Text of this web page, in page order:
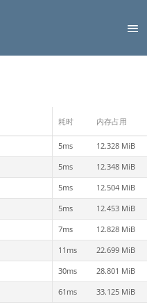
耗时 内存占用
5ms 12.328 MiB
5ms 12.348 MiB
5ms 12.504 MiB
5ms 12.453 MiB
7ms 12.828 MiB
11ms 22.699 MiB
30ms 28.801 MiB
61ms 33.125 MiB